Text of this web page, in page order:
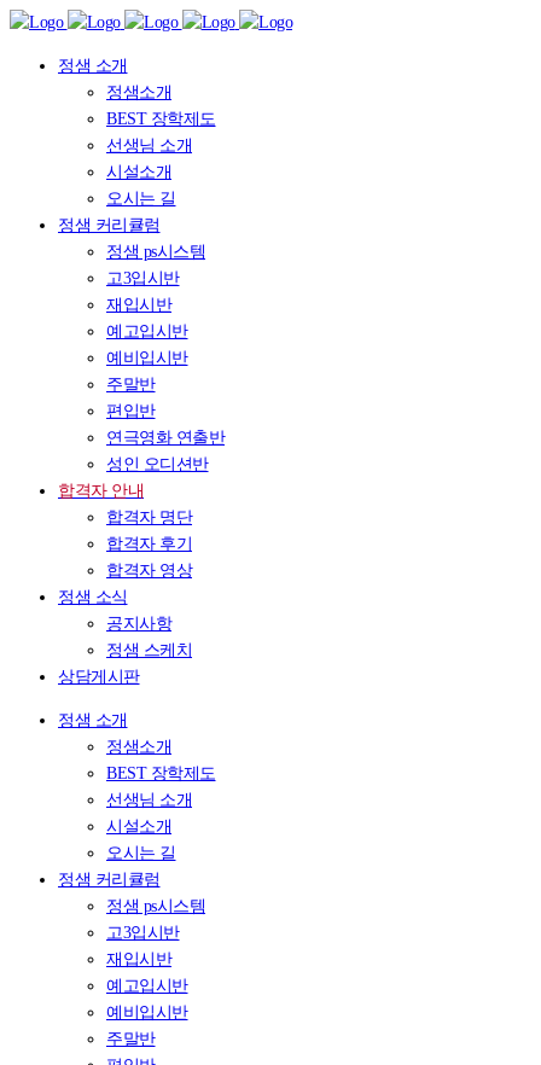
정샘 소개
정샘소개
BEST 장학제도
선생님 소개
시설소개
오시는 길
정샘 커리큘럼
정샘 ps시스템
고3입시반
재입시반
예고입시반
예비입시반
주말반
편입반
연극영화 연출반
성인 오디션반
합격자 안내
합격자 명단
합격자 후기
합격자 영상
정샘 소식
공지사항
정샘 스케치
상담게시판
정샘 소개
정샘소개
BEST 장학제도
선생님 소개
시설소개
오시는 길
정샘 커리큘럼
정샘 ps시스템
고3입시반
재입시반
예고입시반
예비입시반
주말반